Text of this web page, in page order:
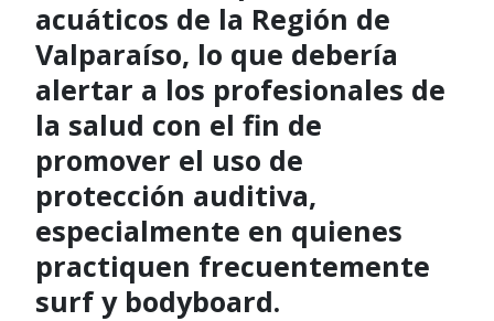
acuáticos de la Región de
Valparaíso, lo que debería
alertar a los profesionales de
la salud con el fin de
promover el uso de
protección auditiva,
especialmente en quienes
practiquen frecuentemente
surf y bodyboard.